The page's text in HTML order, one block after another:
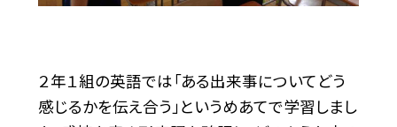
２年１組の英語では「ある出来事についてどう
感じるかを伝え合う」というめあてで学習しまし